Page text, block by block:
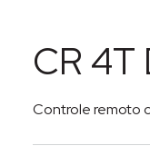
CR 4T
Controle remoto